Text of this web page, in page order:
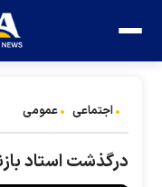
اجتماعی عمومی
درگذشت استاد